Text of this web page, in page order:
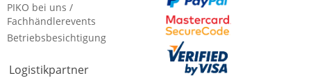
PIKO bei uns /
Fachhändlerevents
Betriebsbesichtigung
Logistikpartner